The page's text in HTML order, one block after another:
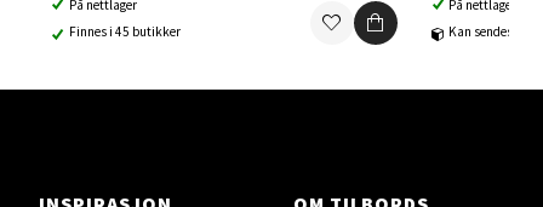
På nettlager
Finnes i 45 butikker
På nettlager
Kan sendes til
Ski - Thon Senter Ski